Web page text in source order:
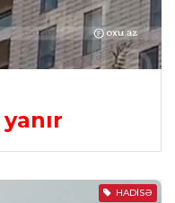
yanır
HADISƏ